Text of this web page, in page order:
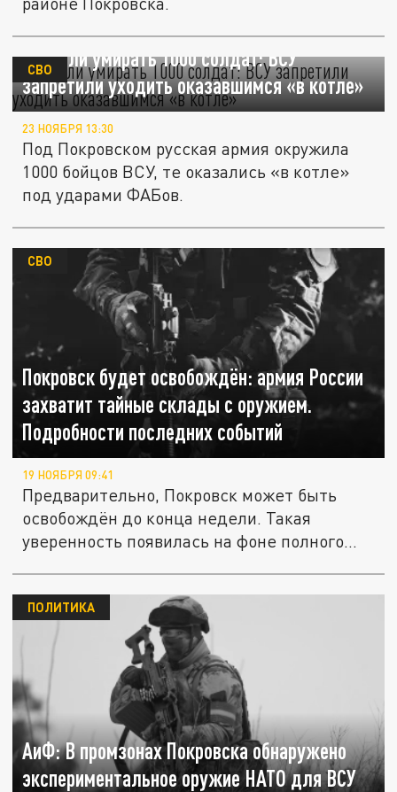
Бросили умирать 1000 солдат: ВСУ
запретили уходить оказавшимся «в котле»
СВО
23 НОЯБРЯ 13:30
Под Покровском русская армия окружила
1000 бойцов ВСУ, те оказались «в котле»
под ударами ФАБов.
Покровск будет освобождён: армия России
захватит тайные склады с оружием.
Подробности последних событий
СВО
19 НОЯБРЯ 09:41
Предварительно, Покровск может быть
освобождён до конца недели. Такая
уверенность появилась на фоне полного...
АиФ: В промзонах Покровска обнаружено
экспериментальное оружие НАТО для ВСУ
ПОЛИТИКА